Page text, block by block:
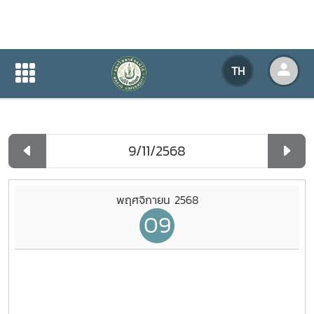
TH
ปฏิทินกิจกรรมของหน่วยงาน
ปฏิทินกิจกรรมของหน่วยงาน
พฤศจิกายน 2568
09